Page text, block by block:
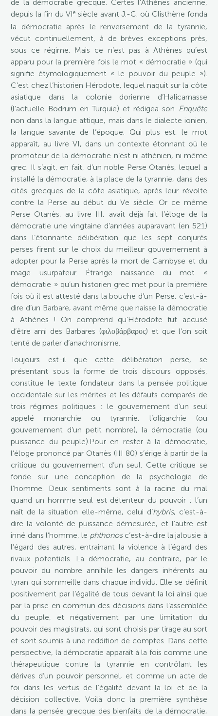
de la démocratie grecque. Certes l’Athènes ancienne,
depuis la fin du VIe siècle avant J.-C. où Clisthène fonda
la démocratie après le renversement de la tyrannie,
vécut continuellement, à de brèves exceptions près,
sous ce régime. Mais ce n’est pas à Athènes qu’est
apparu pour la première fois le mot « démocratie » (qui
signifie étymologiquement « le pouvoir du peuple »).
C’est chez l’historien Hérodote, lequel naquit sur la côte
asiatique dans la colonie dorienne d’Halicarnasse
(l’actuelle Bodrum en Turquie) et rédigea son Enquête
non dans la langue attique, mais dans le dialecte ionien,
la langue savante de l’époque. Qui plus est, le mot
apparaît, au livre VI, dans un contexte étonnant où le
promoteur de la démocratie n’est ni athénien, ni même
grec. Il s’agit, en fait, d’un noble Perse Otanès, lequel a
installé la démocratie, à la place de la tyrannie, dans des
cités grecques de la côte asiatique, après leur révolte
contre la Perse au début du Ve siècle. Or ce même
Perse Otanès, au livre III, avait déjà fait l’éloge de la
démocratie une vingtaine d’années auparavant (en 521)
dans l’étonnante délibération que les sept conjurés
perses firent sur le choix du meilleur gouvernement à
adopter pour la Perse après la mort de Cambyse et du
mage usurpateur. Étrange naissance du mot «
démocratie » qu’un historien grec met pour la première
fois où il est attesté dans la bouche d’un Perse, c’est-à-
dire d’un Barbare, avant même que naisse la démocratie
à Athènes ! On comprend qu’Hérodote fut accusé
d’être ami des Barbares (φιλοβάρβαρος) et que l’on soit
tenté de parler d’anachronisme.
Toujours est-il que cette délibération perse, se
présentant sous la forme de trois discours opposés,
constitue le texte fondateur dans la pensée politique
occidentale sur les mérites et les défauts comparés de
trois régimes politiques : le gouvernement d’un seul
appelé monarchie ou tyrannie, l’oligarchie (ou
gouvernement d’un petit nombre), la démocratie (ou
puissance du peuple).Pour en rester à la démocratie,
l’éloge prononcé par Otanès (III 80) s’érige à partir de la
critique du gouvernement d’un seul. Cette critique se
fonde sur une conception de la psychologie de
l’homme. Deux sentiments sont à la racine du mal
quand un homme seul est détenteur du pouvoir : l’un
naît de la situation elle-même, celui d’hybris, c’est-à-
dire la volonté de puissance démesurée, et l’autre est
inné dans l’homme, le phthonosc’est-à-dire la jalousie à
l’égard des autres, entraînant la violence à l’égard des
rivaux potentiels. La démocratie, au contraire, par le
pouvoir du nombre annihile les dangers inhérents au
tyran qui sommeille dans chaque individu. Elle se définit
positivement par l’égalité de tous devant la loi ainsi que
par la prise en commun des décisions dans l’assemblée
du peuple, et négativement par une limitation du
pouvoir des magistrats, qui sont choisis par tirage au sort
et sont soumis à une reddition de comptes. Dans cette
perspective, la démocratie apparaît à la fois comme une
thérapeutique contre la tyrannie en contrôlant les
dérives d’un pouvoir personnel, et comme un acte de
foi dans les vertus de l’égalité devant la loi et de la
décision collective. Voilà donc la première synthèse
dans la pensée grecque des bienfaits de la démocratie,